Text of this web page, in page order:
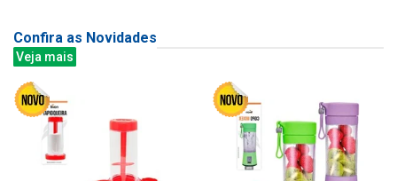
Confira as Novidades
Veja mais